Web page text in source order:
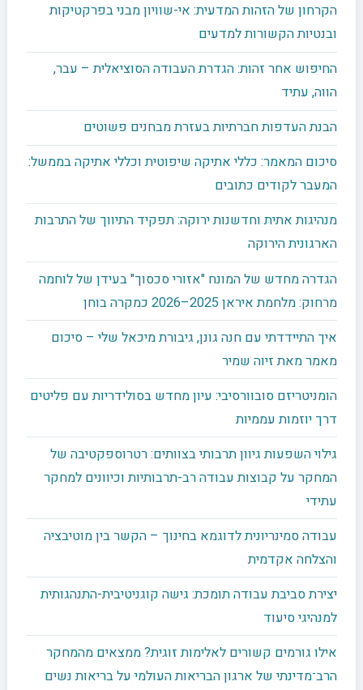
הקרחון של הזהות המדעית: אי-שוויון מבני בפרקטיקות
ובנטיות הקשורות למדעים
החיפוש אחר זהות: הגדרת העבודה הסוציאלית – עבר,
הווה, עתיד
הבנת העדפות חברתיות בעזרת מבחנים פשוטים
סיכום המאמר: כללי אתיקה שיפוטית וכללי אתיקה בממשל:
המעבר לקודים כתובים
מנהיגות אתית וחדשנות ירוקה: תפקיד התיווך של התרבות
הארגונית הירוקה
הגדרה מחדש של המונח "אזורי סכסוך" בעידן של לוחמה
מרחוק: מלחמת איראן 2025–2026 כמקרה בוחן
איך התיידדתי עם חנה גונן, גיבורת מיכאל שלי – סיכום
מאמר מאת זיוה שמיר
הומניטריזם סובוורסיבי: עיון מחדש בסולידריות עם פליטים
דרך יוזמות עממיות
גילוי השפעות גיוון תרבותי בצוותים: רטרוספקטיבה של
המחקר על קבוצות עבודה רב-תרבותיות וכיוונים למחקר
עתידי
עבודה סמינריונית לדוגמא בחינוך – הקשר בין מוטיבציה
והצלחה אקדמית
יצירת סביבת עבודה תומכת: גישה קוגניטיבית-התנהגותית
למנהיגי סיעוד
אילו גורמים קשורים לאלימות זוגית? ממצאים מהמחקר
הרב־מדינתי של ארגון הבריאות העולמי על בריאות נשים